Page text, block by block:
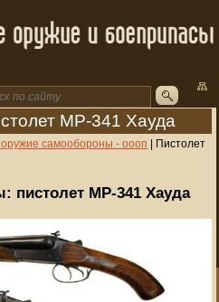
МР-341 Хауда
оружие самообороны - оооп | Пистолет
пистолет МР-341 Хауда